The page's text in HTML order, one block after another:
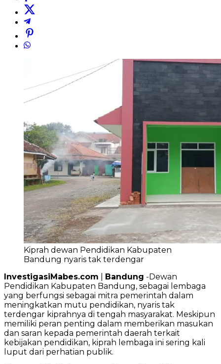
Kiprah dewan Pendidikan Kabupaten
Bandung nyaris tak terdengar
InvestigasiMabes.com
Bandung -Dewan
Pendidikan Kabupaten Bandung, sebagai lembaga
yang berfungsi sebagai mitra pemerintah dalam
meningkatkan mutu pendidikan, nyaris tak
terdengar kiprahnya di tengah masyarakat. Meskipun
memiliki peran penting dalam memberikan masukan
dan saran kepada pemerintah daerah terkait
kebijakan pendidikan, kiprah lembaga ini sering kali
luput dari perhatian publik.